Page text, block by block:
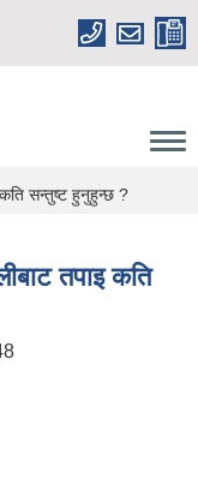
सन्तुष्ट हुनुहुन्छ ?
तपाइ कति